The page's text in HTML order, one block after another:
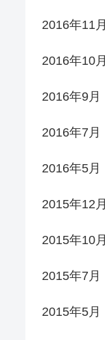
2016年11月
2016年10月
2016年9月
2016年7月
2016年5月
2015年12月
2015年10月
2015年7月
2015年5月